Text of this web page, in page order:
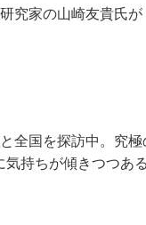
究家の山崎友貴氏が
全国を探訪中。究
持ちが傾きつつあ